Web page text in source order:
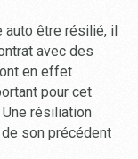
auto être résilié, il
avec des
en effet
pour cet
résiliation
de son précédent